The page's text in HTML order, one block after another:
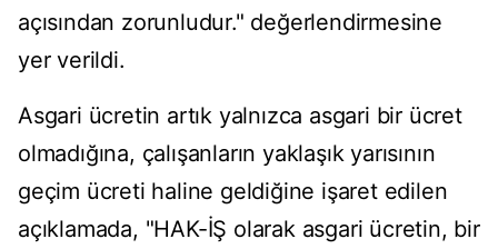
açısından zorunludur." değerlendirmesine
yer verildi.
Asgari ücretin artık yalnızca asgari bir ücret
olmadığına, çalışanların yaklaşık yarısının
geçim ücreti haline geldiğine işaret edilen
açıklamada, "HAK-İŞ olarak asgari ücretin, bir